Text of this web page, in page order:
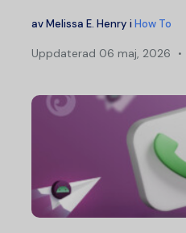
avMelissa E. Henry i How To
Uppdaterad 06 maj, 2026